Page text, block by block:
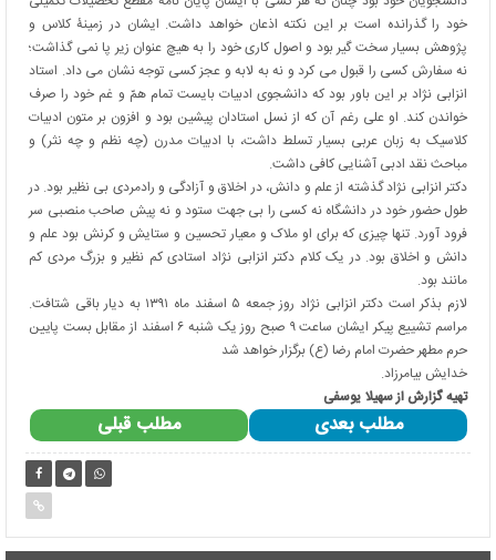
خود را گذرانده است بر این نکته اذعان خواهد داشت. ایشان در زمینۀ کلاس و
پژوهش بسیار سخت گیر بود و اصول کاری خود را به هیچ عنوان زیر پا نمی گذاشت؛
نه سفارش کسی را قبول می کرد و نه به لابه و عجز کسی توجه نشان می داد. استاد
انزابی نژاد بر این باور بود که دانشجوی ادبیات بایست تمام همّ و غم خود را صرف
خواندن کند. او علی رغم آن که از نسل استادان پیشین بود و افزون بر متون ادبیات
کلاسیک به زبان عربی بسیار تسلط داشت، با ادبیات مدرن (چه نظم و چه نثر) و
مباحث نقد ادبی آشنایی کافی داشت.
دکتر انزابی نژاد گذشته از علم و دانش، در اخلاق و آزادگی و رادمردی بی نظیر بود. در
طول حضور خود در دانشگاه نه کسی را بی جهت ستود و نه پیش صاحب منصبی سر
فرود آورد. تنها چیزی که برای او ملاک و معیار تحسین و ستایش و کرنش بود علم و
دانش و اخلاق بود. در یک کلام دکتر انزابی نژاد استادی کم نظیر و بزرگ مردی کم
مانند بود.
لازم بذکر است دکتر انزابی نژاد روز جمعه ۵ اسفند ماه ۱۳۹۱ به دیار باقی شتافت.
مراسم تشییع پیکر ایشان ساعت ۹ صبح روز یک شنبه ۶ اسفند از مقابل بست پایین
حرم مطهر حضرت امام رضا (ع) برگزار خواهد شد
خدایش بیامرزاد.
تهیه گزارش از سهیلا یوسفی
مطلب قبلی مطلب بعدی